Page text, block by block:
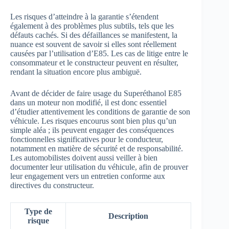
Les risques d’atteindre à la garantie s’étendent
également à des problèmes plus subtils, tels que les
défauts cachés. Si des défaillances se manifestent, la
nuance est souvent de savoir si elles sont réellement
causées par l’utilisation d’E85. Les cas de litige entre le
consommateur et le constructeur peuvent en résulter,
rendant la situation encore plus ambiguë.
Avant de décider de faire usage du Superéthanol E85
dans un moteur non modifié, il est donc essentiel
d’étudier attentivement les conditions de garantie de son
véhicule. Les risques encourus sont bien plus qu’un
simple aléa ; ils peuvent engager des conséquences
fonctionnelles significatives pour le conducteur,
notamment en matière de sécurité et de responsabilité.
Les automobilistes doivent aussi veiller à bien
documenter leur utilisation du véhicule, afin de prouver
leur engagement vers un entretien conforme aux
directives du constructeur.
Type de
risque
Description